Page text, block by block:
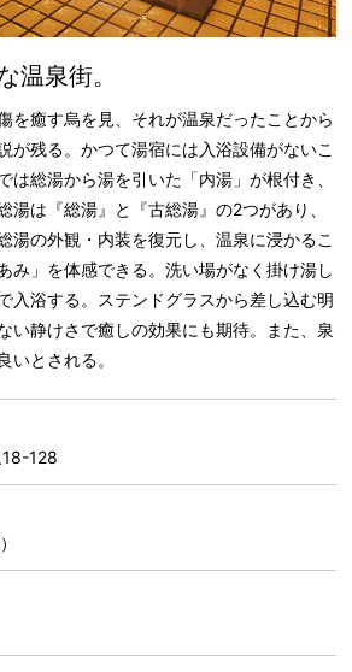
温泉街。
を癒す烏を見、それが温泉だったことから
が残る。かつて湯宿には入浴設備がないこ
は総湯から湯を引いた「内湯」が根付き、
湯は『総湯』と『古総湯』の2つがあり、
湯の外観・内装を復元し、温泉に浸かるこ
み」を体感できる。洗い場がなく掛け湯し
入浴する。ステンドグラスから差し込む明
い静けさで癒しの効果にも期待。また、泉
いとされる。
128